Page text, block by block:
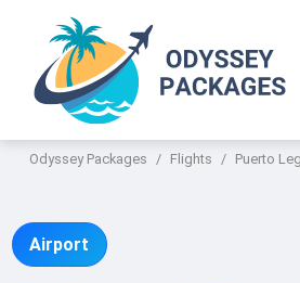
Odyssey Packages Flights Puerto
Airport